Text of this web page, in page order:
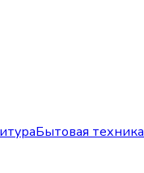
Бытовая техника